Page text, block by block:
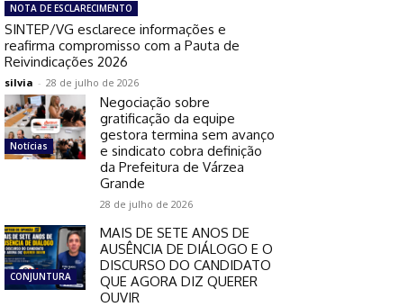
NOTA DE ESCLARECIMENTO
SINTEP/VG esclarece informações e
reafirma compromisso com a Pauta de
Reivindicações 2026
silvia - 28 de julho de 2026
Notícias
Negociação sobre
gratificação da equipe
gestora termina sem avanço
e sindicato cobra definição
da Prefeitura de Várzea
Grande
28 de julho de 2026
CONJUNTURA
MAIS DE SETE ANOS DE
AUSÊNCIA DE DIÁLOGO E O
DISCURSO DO CANDIDATO
QUE AGORA DIZ QUERER
OUVIR